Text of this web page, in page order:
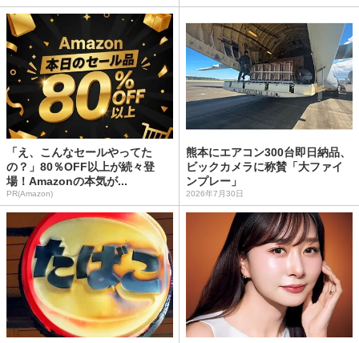
「え、こんなセールやってた
の？」80％OFF以上が続々登
場！Amazonの本気が...
PR(Amazon)
熊本にエアコン300台即日納品、
ビックカメラに称賛「大ファイ
ンプレー」
2026年7月30日